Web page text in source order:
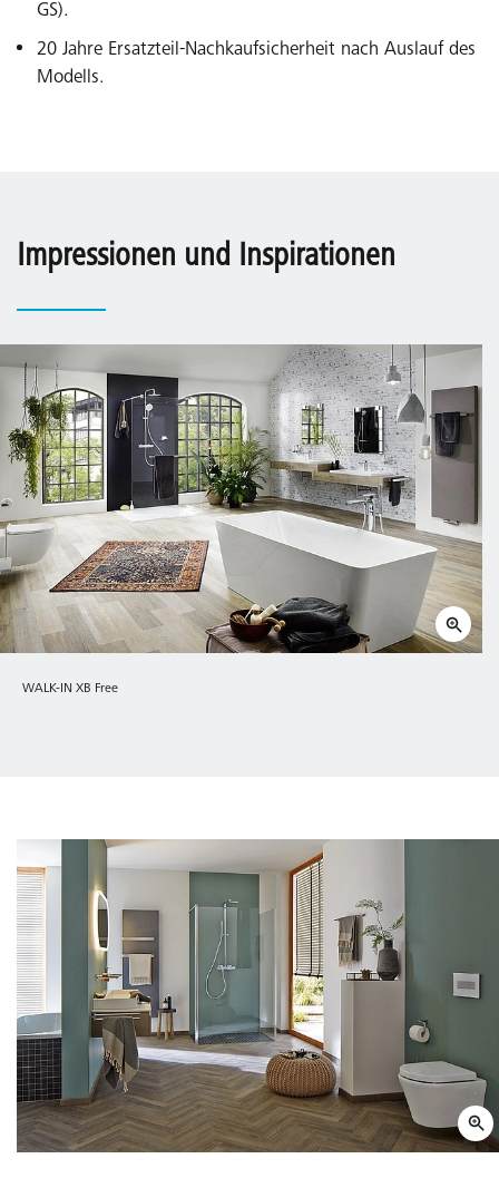
GS).
20 Jahre Ersatzteil-Nachkaufsicherheit nach Auslauf des
Modells.
Impressionen und Inspirationen
WALK-IN XB Free